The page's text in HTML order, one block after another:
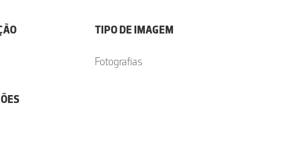
TIPO DE IMAGEM
Fotografias